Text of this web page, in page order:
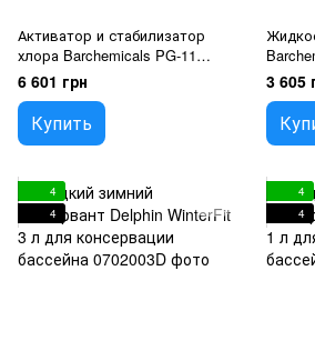
Активатор и стабилизатор
хлора Barchemicals PG-11
Activ R2001 10 кг для воды в
бассейне
6 601 грн
Купить
3 605
4
4
4
4